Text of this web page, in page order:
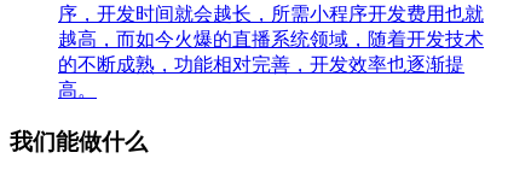
序，开发时间就会越长，所需小程序开发费用也就
越高，而如今火爆的直播系统领域，随着开发技术
的不断成熟，功能相对完善，开发效率也逐渐提
高。
我们能做什么